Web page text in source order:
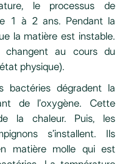
le processus de
1 à 2 ans. Pendant la
la matière est instable.
changent au cours du
physique).
bactéries dégradent la
de l’oxygène. Cette
la chaleur. Puis, les
s’installent. Ils
matière molle qui est